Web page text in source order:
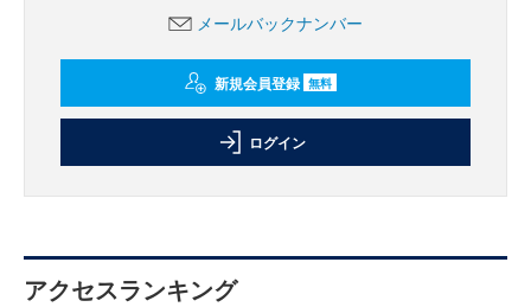
メールバックナンバー
新規会員登録 無料
ログイン
アクセスランキング